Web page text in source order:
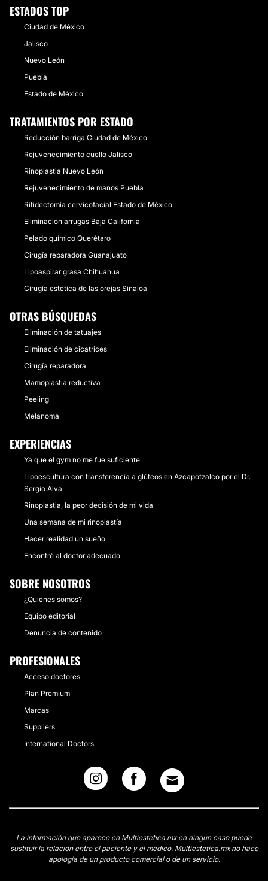
ESTADOS TOP
Ciudad de México
Jalisco
Nuevo León
Puebla
Estado de México
TRATAMIENTOS POR ESTADO
Reducción barriga Ciudad de México
Rejuvenecimiento cuello Jalisco
Rinoplastia Nuevo León
Rejuvenecimiento de manos Puebla
Ritidectomía cervicofacial Estado de México
Eliminación arrugas Baja California
Pelado químico Querétaro
Cirugía reparadora Guanajuato
Lipoaspirar grasa Chihuahua
Cirugía estética de las orejas Sinaloa
OTRAS BÚSQUEDAS
Eliminación de tatuajes
Eliminación de cicatrices
Cirugía reparadora
Mamoplastia reductiva
Peeling
Melanoma
EXPERIENCIAS
Ya que el gym no me fue suficiente
Lipoescultura con transferencia a glúteos en Azcapotzalco por el Dr.
Sergio Alva
Rinoplastia, la peor decisión de mi vida
Una semana de mi rinoplastía
Hacer realidad un sueño
Encontré al doctor adecuado
SOBRE NOSOTROS
¿Quiénes somos?
Equipo editorial
Denuncia de contenido
PROFESIONALES
Acceso doctores
Plan Premium
Marcas
Suppliers
International Doctors
La información que aparece en Multiestetica.mx en ningún caso puede
sustituir la relación entre el paciente y el médico. Multiestetica.mx no hace
apología de un producto comercial o de un servicio.